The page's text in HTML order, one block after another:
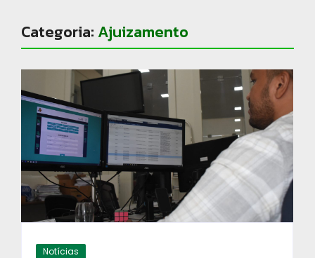
Categoria: Ajuizamento
Notícias